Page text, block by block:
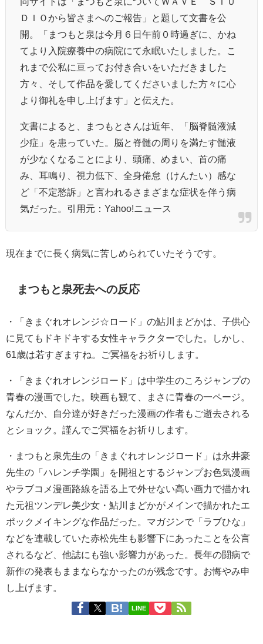
ＤＩＯから皆さまへのご報告 」と題して文書を公
開。「まつもと泉は今月６日午前０時過ぎに、かね
てより入院療養中の病院にて永眠いたしました。こ
れまで公私に亘ってお付き合いをいただきました
方々、そして作品を愛してくださいました方々に心
より御礼を申し上げます」と伝えた。
文書によると、まつもとさんは近年、「 脳脊髄液減
少症 」を患っていた。脳と脊髄の周りを満たす髄液
が少なくなることにより、頭痛、めまい、首の痛
み、耳鳴り、視力低下、全身倦怠（けんたい）感な
ど「不定愁訴」と言われるさまざまな症状を伴う病
気だった。引用元：Yahoo!ニュース
現在までに長く病気に苦しめられていたそうです。
まつもと泉死去への反応
・
「きまぐれオレンジ☆ロード」の鮎川まどかは、子供心
に見てもドキドキする女性キャラクターでした。
しかし、
61歳は若すぎますね。
ご冥福をお祈りします。
・
「きまぐれオレンジロード」は中学生のころジャンプの
青春の漫画でした。 映画も観て、まさに青春の一ページ。
なんだか、自分達が好きだった漫画の作者もご逝去される
とショック。 謹んでご冥福をお祈りします。
・ まつもと泉先生の「きまぐれオレンジロード」は永井豪
先生の「ハレンチ学園」を開祖とするジャンプお色気漫画
やラブコメ漫画路線を語る上で外せない高い画力で描かれ
た元祖ツンデレ美少女・鮎川まどかがメインで描かれたエ
ポックメイキングな作品だった。マガジンで「ラブひな」
などを連載していた赤松先生も影響下にあったことを公言
されるなど、他誌にも強い影響力があった。長年の闘病で
新作の発表もままならなかったのが残念です。
お悔やみ申
し上げます。
LINE